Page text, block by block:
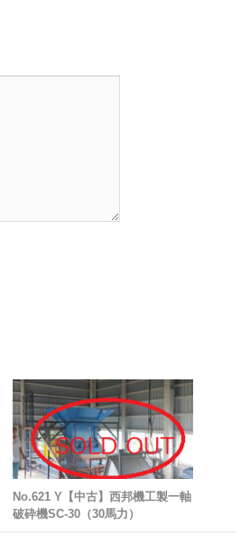
No.621 Y【中古】西邦機工製一軸
破砕機SC-30（30馬力）